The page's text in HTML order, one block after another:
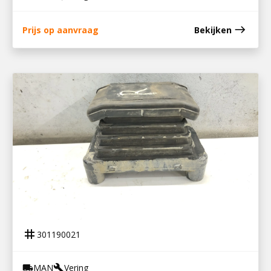
Prijs op aanvraag Bekijken east
301190021
tag 301190021
local_shippingMANbuildVering